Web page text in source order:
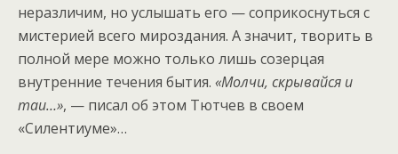
неразличим, но услышать его — соприкоснуться с
мистерией всего мироздания. А значит, творить в
полной мере можно только лишь созерцая
внутренние течения бытия. «Молчи, скрывайся и
таи…», — писал об этом Тютчев в своем
«Силентиуме»…